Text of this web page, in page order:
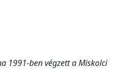
1991-ben végzett a Miskolci